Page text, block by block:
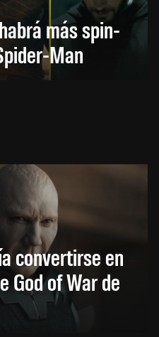
más spin-
Man
convertirse en
God of War de